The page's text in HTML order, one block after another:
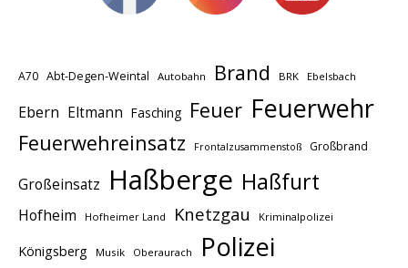
A70 Abt-Degen-Weintal Autobahn Brand BRK Ebelsbach
Ebern Eltmann Fasching Feuer Feuerwehr
Feuerwehreinsatz Frontalzusammenstoß Großbrand
Großeinsatz Haßberge Haßfurt
Hofheim Hofheimer Land Knetzgau Kriminalpolizei
Königsberg Musik Oberaurach Polizei